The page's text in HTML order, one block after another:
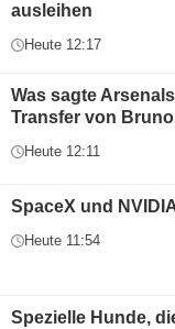
ausleihen
Heute 12:17
Was sagte
Transfer von
Heute 12:11
SpaceX und
Heute 11:54
Spezielle Hunde,